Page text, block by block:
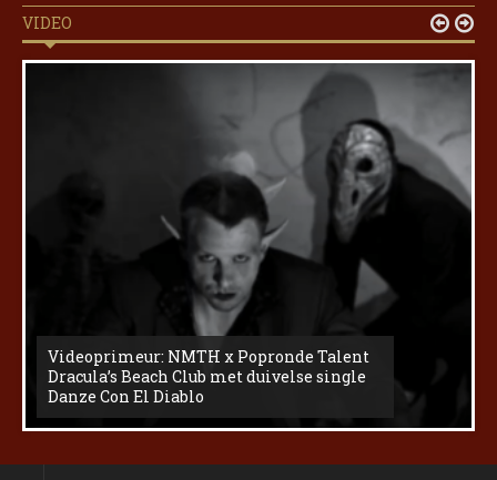
VIDEO
Videoprimeur: NMTH x Popronde Talent
Dracula’s Beach Club met duivelse single
Danze Con El Diablo
 